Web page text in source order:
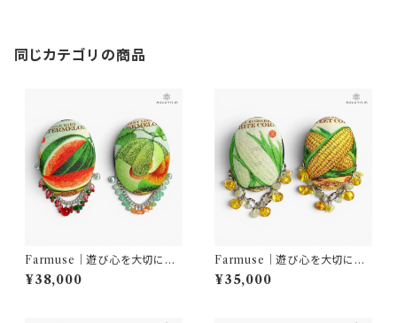
同じカテゴリの商品
Farmuse｜遊び心を大切に｜
天然石ベジピアス スイカ＆メ
ロン｜一点物ピアス｜AQUAR
¥38,000
Farmuse｜遊び心を大切に｜
天然石ベジピアス ホワイトコ
ーン＆イエローコーン｜一点物
¥35,000